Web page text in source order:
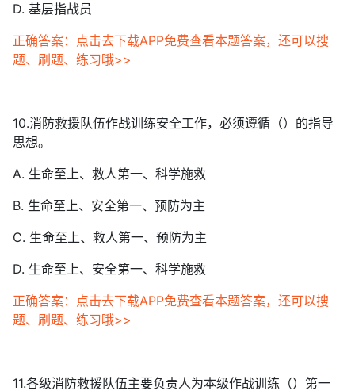
D. 基层指战员
正确答案：点击去下载APP免费查看本题答案，还可以搜
题、刷题、练习哦>>
10.消防救援队伍作战训练安全工作，必须遵循（）的指导
思想。
A. 生命至上、救人第一、科学施救
B. 生命至上、安全第一、预防为主
C. 生命至上、救人第一、预防为主
D. 生命至上、安全第一、科学施救
正确答案：点击去下载APP免费查看本题答案，还可以搜
题、刷题、练习哦>>
11.各级消防救援队伍主要负责人为本级作战训练（）第一